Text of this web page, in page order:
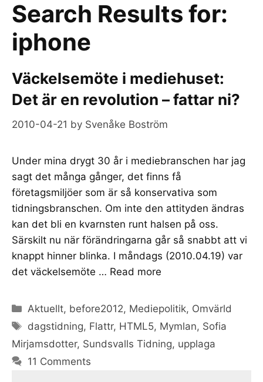
Search Results for:
iphone
Väckelsemöte i mediehuset:
Det är en revolution – fattar ni?
2010-04-21 by Svenåke Boström
Under mina drygt 30 år i mediebranschen har jag
sagt det många gånger, det finns få
företagsmiljöer som är så konservativa som
tidningsbranschen. Om inte den attityden ändras
kan det bli en kvarnsten runt halsen på oss.
Särskilt nu när förändringarna går så snabbt att vi
knappt hinner blinka. I måndags (2010.04.19) var
det väckelsemöte … Read more
Categories
Aktuellt, before2012, Mediepolitik, Omvärld
Tags
dagstidning, Flattr, HTML5, Mymlan, Sofia
Mirjamsdotter, Sundsvalls Tidning, upplaga
11 Comments